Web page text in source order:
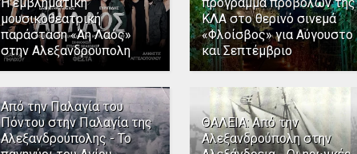
μουσικοθεατρική
παράσταση «Άη Λαός»
στην Αλεξανδρούπολη
ΚΛΑ στο θερινό σινεμά
«Φλοίσβος» για Αύγουστο
και Σεπτέμβριο
Από την Παλαγία του
Πόντου στην Παλαγία της
Αλεξανδρούπολης - Το
ΘΑΛΕΙΑ: Από την
Αλεξανδρούπολη στην